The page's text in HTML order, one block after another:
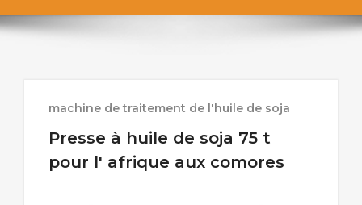
machine de traitement de l'huile de soja
Presse à huile de soja 75 t
pour l' afrique aux comores